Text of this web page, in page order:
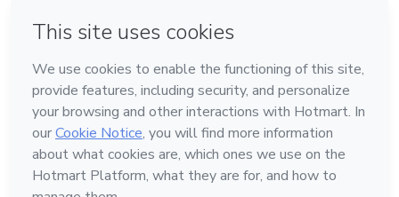
Hecho con❤ en Ciudad de México
Conoce Hotmart
Idioma